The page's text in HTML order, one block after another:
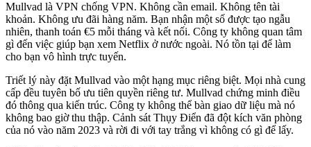
Mullvad là VPN chống VPN. Không cần email. Không tên tài
khoản. Không ưu đãi hàng năm. Bạn nhận một số được tạo ngẫu
nhiên, thanh toán €5 mỗi tháng và kết nối. Công ty không quan tâm
gì đến việc giúp bạn xem Netflix ở nước ngoài. Nó tồn tại để làm
cho bạn vô hình trực tuyến.
Triết lý này đặt Mullvad vào một hạng mục riêng biệt. Mọi nhà cung
cấp đều tuyên bố ưu tiên quyền riêng tư. Mullvad chứng minh điều
đó thông qua kiến trúc. Công ty không thể bàn giao dữ liệu mà nó
không bao giờ thu thập. Cảnh sát Thụy Điển đã đột kích văn phòng
của nó vào năm 2023 và rời đi với tay trắng vì không có gì để lấy.